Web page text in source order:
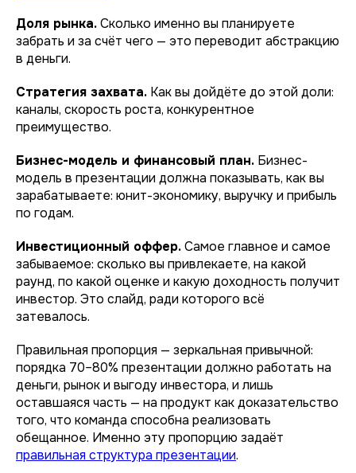
Доля рынка.Сколько именно вы планируете
забрать и за счёт чего — это переводит абстракцию
в деньги.
Стратегия захвата. Как вы дойдёте до этой доли:
каналы, скорость роста, конкурентное
преимущество.
Бизнес-модель и финансовый план. Бизнес-
модель в презентации должна показывать, как вы
зарабатываете: юнит-экономику, выручку и прибыль
по годам.
Инвестиционный оффер.Самое главное и самое
забываемое: сколько вы привлекаете, на какой
раунд, по какой оценке и какую доходность получит
инвестор. Это слайд, ради которого всё
затевалось.
Правильная пропорция — зеркальная привычной:
порядка 70–80% презентации должно работать на
деньги, рынок и выгоду инвестора, и лишь
оставшаяся часть — на продукт как доказательство
того, что команда способна реализовать
обещанное. Именно эту пропорцию задаёт
правильная структура презентации.